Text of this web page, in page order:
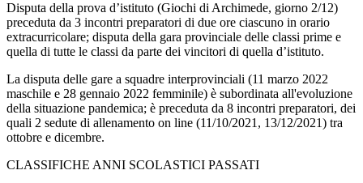
Disputa della prova d’istituto (Giochi di Archimede, giorno 2/12)
preceduta da 3 incontri preparatori di due ore ciascuno in orario
extracurricolare; disputa della gara provinciale delle classi prime e
quella di tutte le classi da parte dei vincitori di quella d’istituto.
La disputa delle gare a squadre interprovinciali (11 marzo 2022
maschile e 28 gennaio 2022 femminile) è subordinata all'evoluzione
della situazione pandemica; è preceduta da 8 incontri preparatori, dei
quali 2 sedute di allenamento on line (11/10/2021, 13/12/2021) tra
ottobre e dicembre.
CLASSIFICHE ANNI SCOLASTICI PASSATI